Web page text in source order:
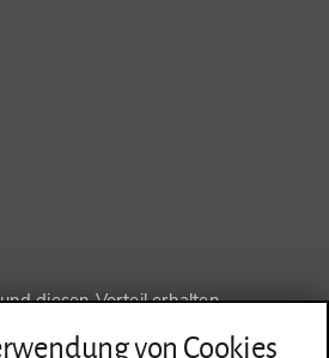
diesen Vorteil erhalten
SENDEN
von Cookies